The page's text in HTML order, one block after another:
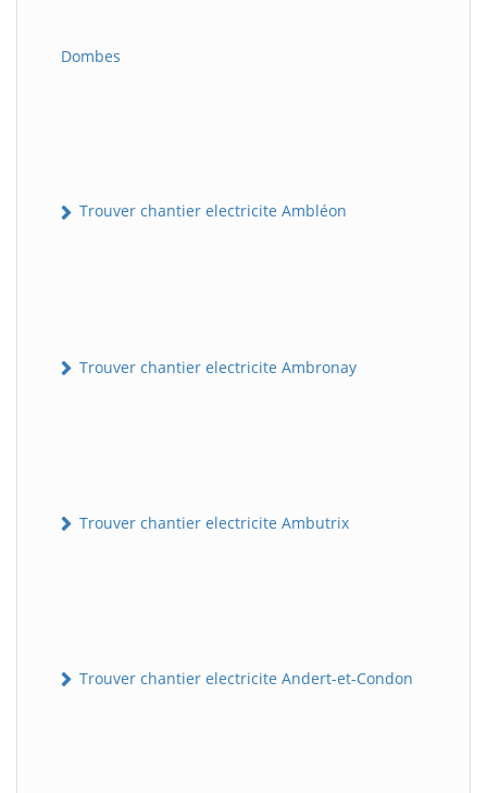
Dombes
Trouver chantier electricite Ambléon
Trouver chantier electricite Ambronay
Trouver chantier electricite Ambutrix
Trouver chantier electricite Andert-et-Condon